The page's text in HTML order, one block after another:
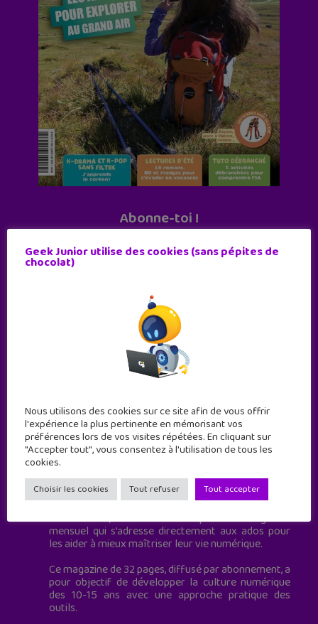
Abonne-toi !
Geek Junior est le premier site de culture numérique
à destination des adolescents.
Geek Junior, c’est aussi le premier magazine
mensuel qui s’adresse directement aux ados pour
les aider à mieux maîtriser leur vie numérique.
Ce magazine de 32 pages, diffusé par abonnement, a
pour objectif de développer la culture numérique
des 10-15 ans avec une approche pratique des
outils.
Geek Junior utilise des cookies (sans pépites de
chocolat)
Nous utilisons des cookies sur ce site afin de vous offrir
l'expérience la plus pertinente en mémorisant vos
préférences lors de vos visites répétées. En cliquant sur
"Accepter tout", vous consentez à l'utilisation de tous les
cookies.
Choisir les cookies Tout refuser Tout accepter